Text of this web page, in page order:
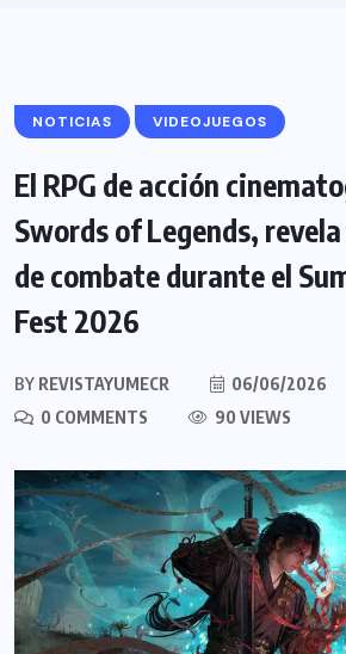
NOTICIAS VIDEOJUEGOS
El RPG de acción
Swords of Legends,
de combate durante el
Fest 2026
BY REVISTAYUMECR
06/06/2026
0 COMMENTS
90 VIEWS